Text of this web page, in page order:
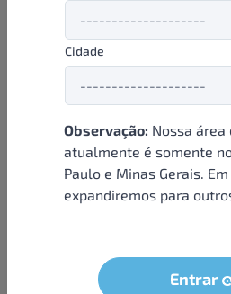
Cidade
Observação: Nossa área
atualmente é somente
Paulo e Minas Gerais.
expandiremos para
Entrar
Formas de pagamento
Institucional
Sobre nós
Condições e termos
Seja um parceiro
LGPD - Solicitação dos dados do titular